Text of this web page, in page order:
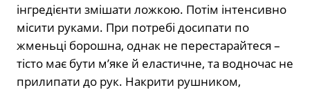
інгредієнти змішати ложкою. Потім інтенсивно
місити руками. При потребі досипати по
жменьці борошна, однак не перестарайтеся –
тісто має бути м’яке й еластичне, та водночас не
прилипати до рук. Накрити рушником,